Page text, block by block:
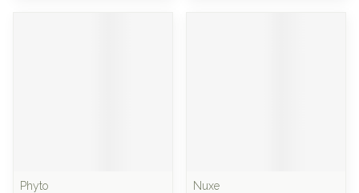
Phyto
Nuxe